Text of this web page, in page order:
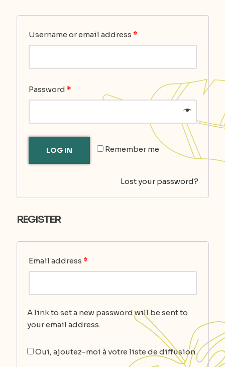
Username or email address *
Password *
Remember me
LOG IN
Lost your password?
REGISTER
Email address *
A link to set a new password will be sent to
your email address.
Oui, ajoutez-moi à votre liste de diffusion.